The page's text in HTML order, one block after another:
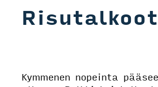
Kymmenen nopeinta